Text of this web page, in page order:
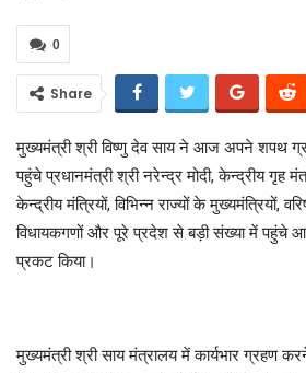
0
Share
मुख्यमंत्री श्री विष्णु देव साय ने आज अपने शपथ
पहुंचे प्रधानमंत्री श्री नरेन्द्र मोदी, केन्द्रीय गृह
केन्द्रीय मंत्रियों, विभिन्न राज्यों के मुख्यमंत्रियों,
विधायकगणों और पूरे प्रदेश से बड़ी संख्या में पहुंचे
प्रकट किया।
मुख्यमंत्री श्री साय मंत्रालय में कार्यभार ग्रहण करने